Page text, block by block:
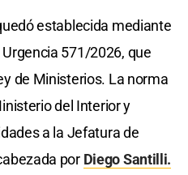
establecida mediante
571/2026, que
de Ministerios. La norma
del Interior y
a la Jefatura de
por Diego Santilli.